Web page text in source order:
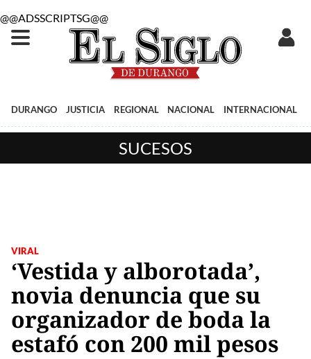
@@ADSSCRIPTSG@@
DURANGO JUSTICIA REGIONAL NACIONAL INTERNACIONAL
SUCESOS
VIRAL
‘Vestida y alborotada’,
novia denuncia que su
organizador de boda la
estafó con 200 mil pesos